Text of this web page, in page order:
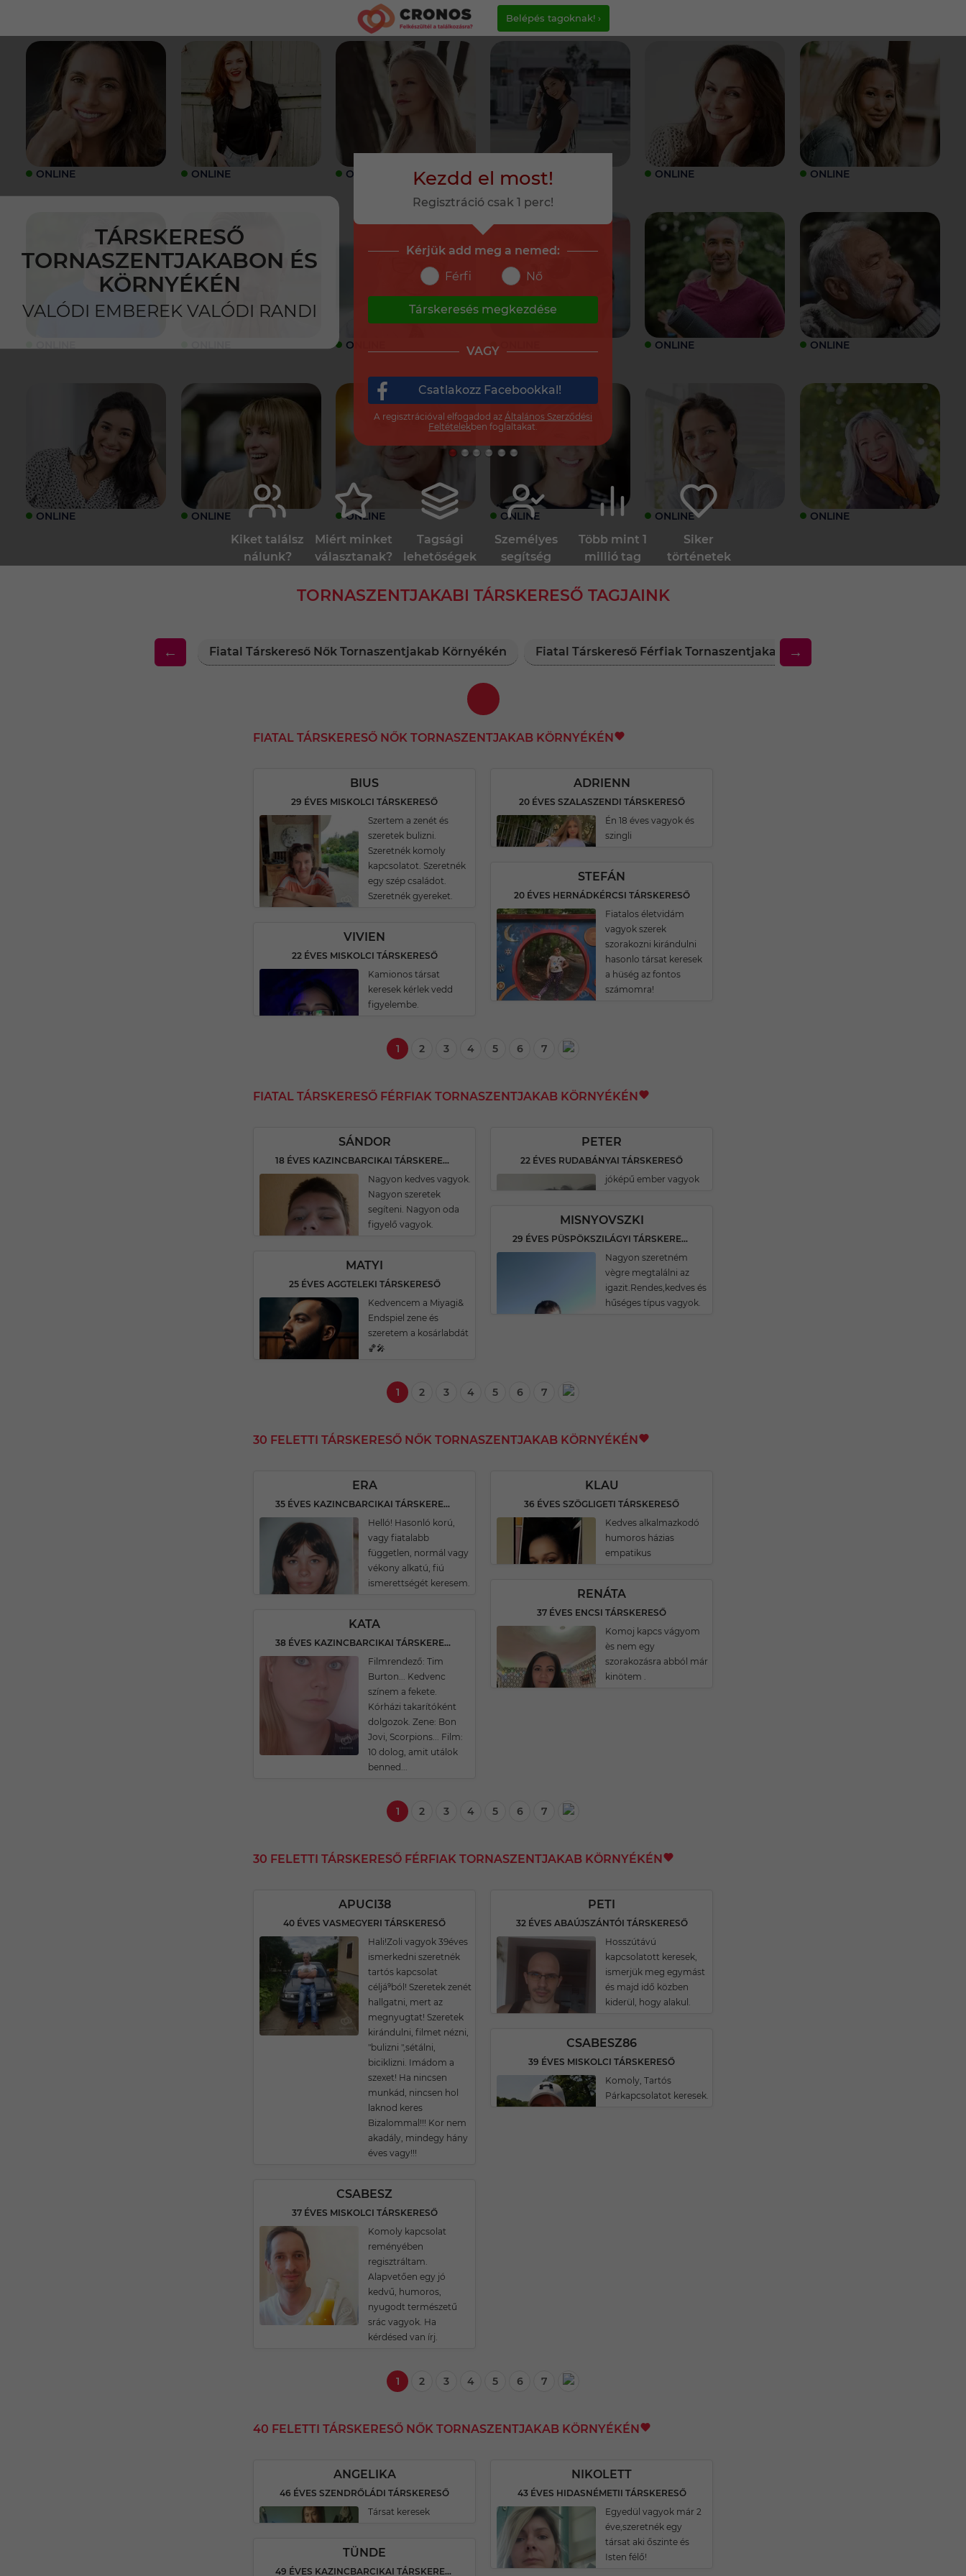
TÁRSKERESŐ
TORNASZENTJAKABON ÉS
KÖRNYÉKÉN
VALÓDI EMBEREK VALÓDI RANDI
Belépés tagoknak! ›
ONLINE ONLINE ONLINE ONLINE ONLINE ONLINE
ONLINE ONLINE ONLINE
ONLINE ONLINE ONLINE ONLINE ONLINE ONLINE
Kiket találsz
nálunk?
Miért minket
választanak?
Tagsági
lehetőségek
Személyes
segítség
Több mint 1
millió tag
Siker
történetek
TORNASZENTJAKABI TÁRSKERESŐ TAGJAINK
← Fiatal Társkereső Nők Tornaszentjakab Környékén Fiatal Társkereső Férfiak Tornaszentjakab Környékén
→
FIATAL TÁRSKERESŐ NŐK TORNASZENTJAKAB KÖRNYÉKÉN
BIUS
29 ÉVES MISKOLCI TÁRSKERESŐ
Szertem a zenét és
szeretek bulizni.
Szeretnék komoly
kapcsolatot. Szeretnék
egy szép családot.
Szeretnék gyereket.
VIVIEN
22 ÉVES MISKOLCI TÁRSKERESŐ
Kamionos társat
keresek kérlek vedd
figyelembe.
ADRIENN
20 ÉVES SZALASZENDI TÁRSKERESŐ
Én 18 éves vagyok és
szingli
STEFÁN
20 ÉVES HERNÁDKÉRCSI TÁRSKERESŐ
Fiatalos életvidám
vagyok szerek
szorakozni kirándulni
hasonlo társat keresek
a hüség az fontos
számomra!
1 2 3 4 5 6 7
FIATAL TÁRSKERESŐ FÉRFIAK TORNASZENTJAKAB KÖRNYÉKÉN
SÁNDOR
18 ÉVES KAZINCBARCIKAI TÁRSKERESŐ
Nagyon kedves vagyok.
Nagyon szeretek
segíteni. Nagyon oda
figyelő vagyok.
MATYI
25 ÉVES AGGTELEKI TÁRSKERESŐ
Kedvencem a Miyagi&
Endspiel zene és
szeretem a kosárlabdát
🏀🎤
PETER
22 ÉVES RUDABÁNYAI TÁRSKERESŐ
jóképű ember vagyok
MISNYOVSZKI
29 ÉVES PÜSPÖKSZILÁGYI TÁRSKERESŐ
Nagyon szeretném
vègre megtalálni az
igazit.Rendes,kedves és
hűséges típus vagyok.
1 2 3 4 5 6 7
30 FELETTI TÁRSKERESŐ NŐK TORNASZENTJAKAB KÖRNYÉKÉN
ERA
35 ÉVES KAZINCBARCIKAI TÁRSKERESŐ
Helló! Hasonló korú,
vagy fiatalabb
független, normál vagy
vékony alkatú, fiú
ismerettségét keresem.
KATA
38 ÉVES KAZINCBARCIKAI TÁRSKERESŐ
Filmrendező: Tim
Burton... Kedvenc
színem a fekete.
Kórházi takarítóként
dolgozok. Zene: Bon
Jovi, Scorpions... Film:
10 dolog, amit utálok
benned...
KLAU
36 ÉVES SZÖGLIGETI TÁRSKERESŐ
Kedves alkalmazkodó
humoros házias
empatikus
RENÁTA
37 ÉVES ENCSI TÁRSKERESŐ
Komoj kapcs vágyom
ès nem egy
szorakozásra abból már
kinötem .
1 2 3 4 5 6 7
30 FELETTI TÁRSKERESŐ FÉRFIAK TORNASZENTJAKAB KÖRNYÉKÉN
APUCI38
40 ÉVES VASMEGYERI TÁRSKERESŐ
Hali!Zoli vagyok 39éves
ismerkedni szeretnék
tartós kapcsolat
céljá⁹ból! Szeretek zenét
hallgatni, mert az
megnyugtat! Szeretek
kirándulni, filmet nézni,
"bulizni ",sétálni,
biciklizni. Imádom a
szexet! Ha nincsen
munkád, nincsen hol
laknod keres
Bizalommal!!! Kor nem
akadály, mindegy hány
éves vagy!!!
CSABESZ
37 ÉVES MISKOLCI TÁRSKERESŐ
Komoly kapcsolat
reményében
regisztráltam.
Alapvetően egy jó
kedvű, humoros,
nyugodt természetű
srác vagyok. Ha
kérdésed van írj.
PETI
32 ÉVES ABAÚJSZÁNTÓI TÁRSKERESŐ
Hosszútávú
kapcsolatott keresek,
ismerjük meg egymást
és majd idő közben
kiderül, hogy alakul.
CSABESZ86
39 ÉVES MISKOLCI TÁRSKERESŐ
Komoly, Tartós
Párkapcsolatot keresek.
1 2 3 4 5 6 7
40 FELETTI TÁRSKERESŐ NŐK TORNASZENTJAKAB KÖRNYÉKÉN
ANGELIKA
46 ÉVES SZENDRŐLÁDI TÁRSKERESŐ
Társat keresek
TÜNDE
49 ÉVES KAZINCBARCIKAI TÁRSKERESŐ
NIKOLETT
43 ÉVES HIDASNÉMETII TÁRSKERESŐ
Egyedül vagyok már 2
éve,szeretnék egy
társat aki őszinte és
Isten félő!
Kezdd el most!
Regisztráció csak 1 perc!
Kérjük add meg a nemed:
Férfi
Nő
Társkeresés megkezdése
VAGY
Csatlakozz Facebookkal!
A regisztrációval elfogadod az Általános Szerződési
Feltételekben foglaltakat.